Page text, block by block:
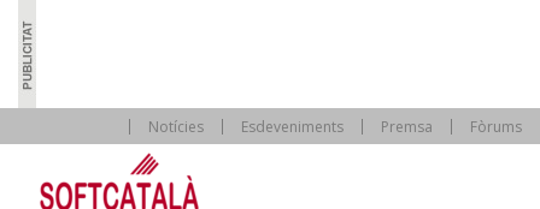
Notícies Esdeveniments Premsa Fòrums